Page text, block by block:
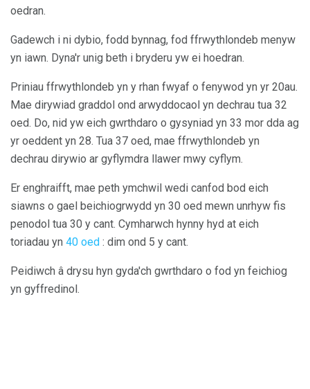
oedran.
Gadewch i ni dybio, fodd bynnag, fod ffrwythlondeb menyw
yn iawn. Dyna'r unig beth i bryderu yw ei hoedran.
Priniau ffrwythlondeb yn y rhan fwyaf o fenywod yn yr 20au.
Mae dirywiad graddol ond arwyddocaol yn dechrau tua 32
oed. Do, nid yw eich gwrthdaro o gysyniad yn 33 mor dda ag
yr oeddent yn 28. Tua 37 oed, mae ffrwythlondeb yn
dechrau dirywio ar gyflymdra llawer mwy cyflym.
Er enghraifft, mae peth ymchwil wedi canfod bod eich
siawns o gael beichiogrwydd yn 30 oed mewn unrhyw fis
penodol tua 30 y cant. Cymharwch hynny hyd at eich
toriadau yn 40 oed : dim ond 5 y cant.
Peidiwch â drysu hyn gyda'ch gwrthdaro o fod yn feichiog
yn gyffredinol.